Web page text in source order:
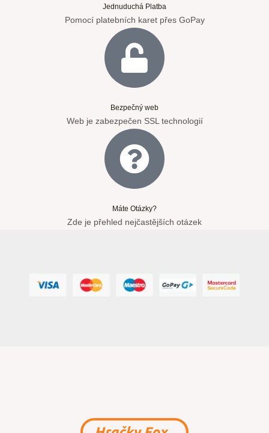
Jednuduchá Platba
Pomocí platebních karet přes GoPay
Bezpečný web
Web je zabezpečen SSL technologií
Máte Otázky?
Zde je přehled nejčastějších otázek